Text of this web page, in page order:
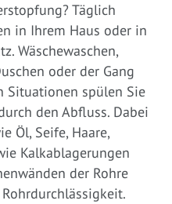
Täglich
in Ihrem Haus oder in
Wäschewaschen,
oder der Gang
Situationen spülen Sie
den Abfluss. Dabei
Öl, Seife, Haare,
Kalkablagerungen
der Rohre